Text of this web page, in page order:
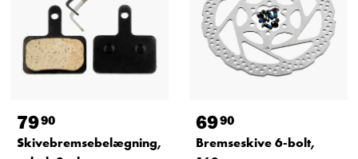
7990
Skivebremsebelægning,
6990
Bremseskive 6-bolt,